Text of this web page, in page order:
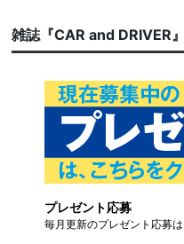
雑誌『CAR and DRIVER
プレゼント応募
毎月更新のプレゼント応募